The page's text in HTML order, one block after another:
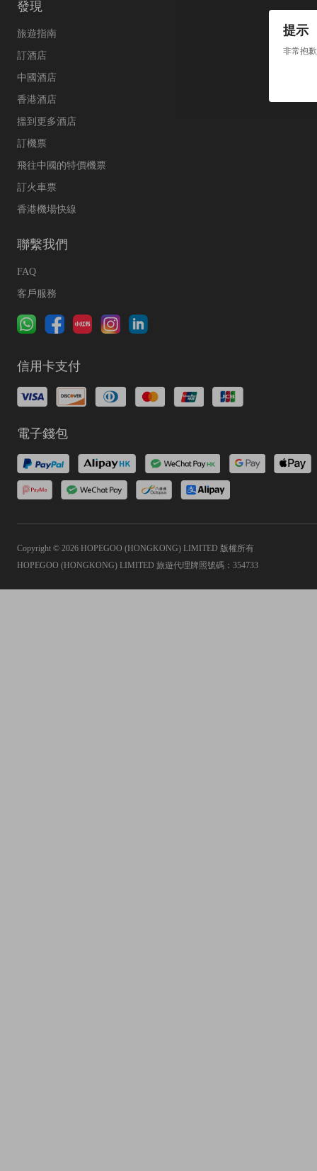
提示
非常抱
發現
旅遊指南
訂酒店
中國酒店
香港酒店
搵到更多酒店
訂機票
飛往中國的特價機票
訂火車票
香港機場快線
聯繫我們
FAQ
客戶服務
信用卡支付
電子錢包
Copyright © 2026 HOPEGOO (HONGKONG) LIMITED 版權所有
HOPEGOO (HONGKONG) LIMITED 旅遊代理牌照號碼：354733